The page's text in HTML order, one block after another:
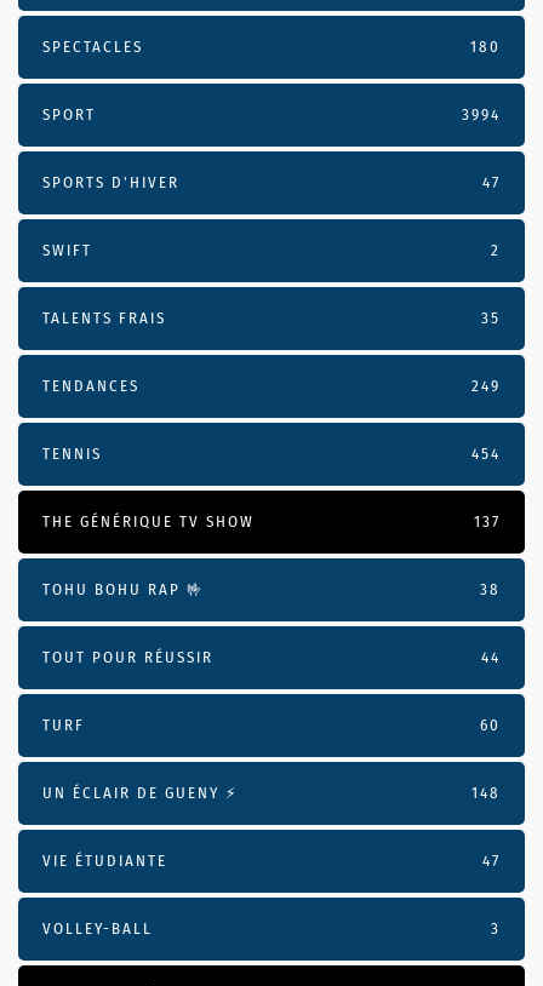
SPECTACLES 180
SPORT 3994
SPORTS D'HIVER 47
SWIFT 2
TALENTS FRAIS 35
TENDANCES 249
TENNIS 454
THE GÉNÉRIQUE TV SHOW 137
TOHU BOHU RAP 🤟 38
TOUT POUR RÉUSSIR 44
TURF 60
UN ÉCLAIR DE GUENY ⚡️ 148
VIE ÉTUDIANTE 47
VOLLEY-BALL 3